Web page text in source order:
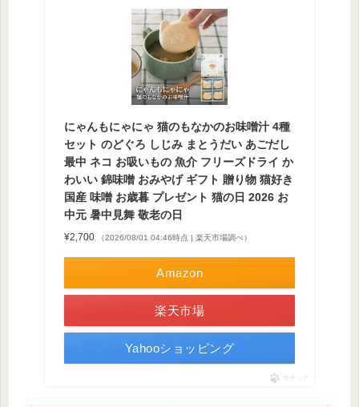
にゃんもにゃにゃ 猫のもなかのお味噌汁 4種
セット のどぐろ しじみ まとうだい あごだし
最中 ネコ お吸いもの 魚介 フリーズドライ か
わいい 錦味噌 おみやげ ギフト 贈り物 猫好き
国産 味噌 お歳暮 プレゼント 猫の日 2026 お
中元 暑中見舞 敬老の日
¥2,700 （2026/08/01 04:46時点 | 楽天市場調べ）
Amazon
楽天市場
Yahooショッピング
ポチップ